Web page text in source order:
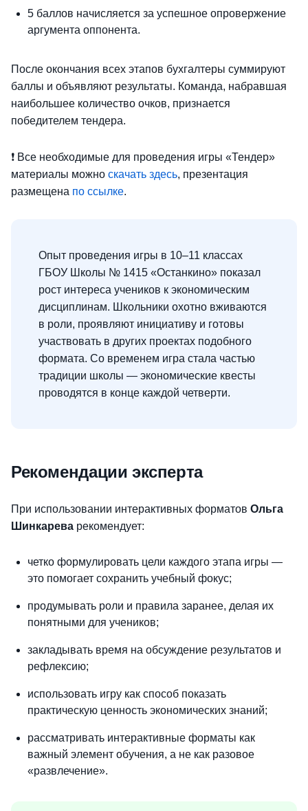
5 баллов начисляется за успешное опровержение
аргумента оппонента.
После окончания всех этапов бухгалтеры суммируют
баллы и объявляют результаты. Команда, набравшая
наибольшее количество очков, признается
победителем тендера.
❗ Все необходимые для проведения игры «Тендер»
материалы можно скачать здесь, презентация
размещена по ссылке.
Опыт проведения игры в 10–11 классах
ГБОУ Школы № 1415 «Останкино» показал
рост интереса учеников к экономическим
дисциплинам. Школьники охотно вживаются
в роли, проявляют инициативу и готовы
участвовать в других проектах подобного
формата. Со временем игра стала частью
традиции школы — экономические квесты
проводятся в конце каждой четверти.
Рекомендации эксперта
При использовании интерактивных форматов Ольга
Шинкарева рекомендует:
четко формулировать цели каждого этапа игры —
это помогает сохранить учебный фокус;
продумывать роли и правила заранее, делая их
понятными для учеников;
закладывать время на обсуждение результатов и
рефлексию;
использовать игру как способ показать
практическую ценность экономических знаний;
рассматривать интерактивные форматы как
важный элемент обучения, а не как разовое
«развлечение».